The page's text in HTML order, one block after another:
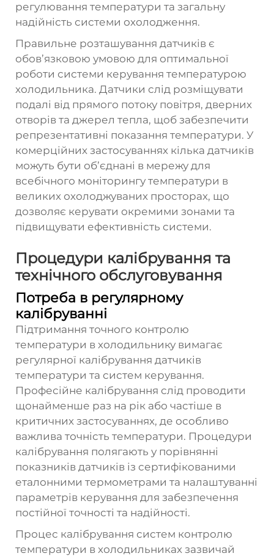
регулювання температури та загальну
надійність системи охолодження.
Правильне розташування датчиків є
обов’язковою умовою для оптимальної
роботи системи керування температурою
холодильника. Датчики слід розміщувати
подалі від прямого потоку повітря, дверних
отворів та джерел тепла, щоб забезпечити
репрезентативні показання температури. У
комерційних застосуваннях кілька датчиків
можуть бути об’єднані в мережу для
всебічного моніторингу температури в
великих охолоджуваних просторах, що
дозволяє керувати окремими зонами та
підвищувати ефективність системи.
Процедури калібрування та
технічного обслуговування
Потреба в регулярному
калібруванні
Підтримання точного контролю
температури в холодильнику вимагає
регулярної калібрування датчиків
температури та систем керування.
Професійне калібрування слід проводити
щонайменше раз на рік або частіше в
критичних застосуваннях, де особливо
важлива точність температури. Процедури
калібрування полягають у порівнянні
показників датчиків із сертифікованими
еталонними термометрами та налаштуванні
параметрів керування для забезпечення
постійної точності та надійності.
Процес калібрування систем контролю
температури в холодильниках зазвичай